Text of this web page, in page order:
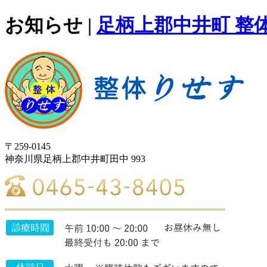
お知らせ | 足柄上郡中井町 整
〒259-0145
神奈川県足柄上郡中井町田中 993